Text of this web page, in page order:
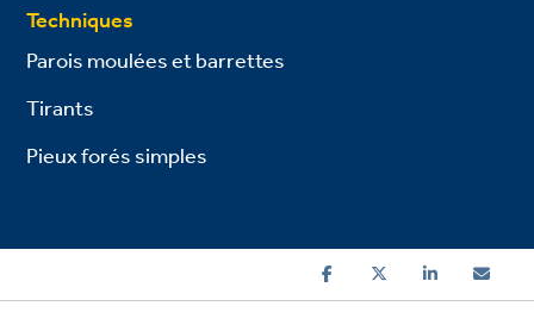
Techniques
Parois moulées et barrettes
Tirants
Pieux forés simples